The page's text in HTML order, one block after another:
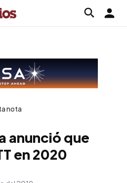
nota
anunció que
en 2020